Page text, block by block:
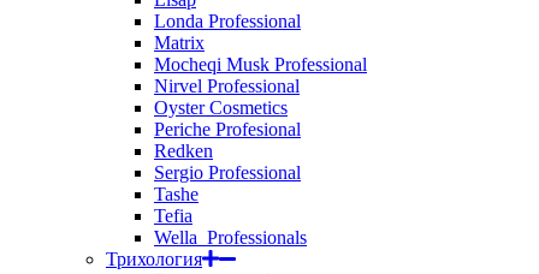
Londa Professional
Matrix
Mocheqi Musk Professional
Nirvel Professional
Oyster Cosmetics
Periche Profesional
Redken
Sergio Professional
Tashe
Tefia
Wella_Professionals
Трихология